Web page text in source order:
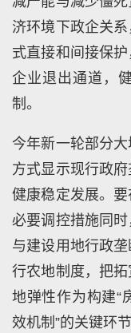
济环境下政企关
式直接和间接保
企业退出通道，
制。
今年新一轮部分
方式显示现行政
健康稳定发展。
必要调控措施同
与建设用地行政
行农地制度，把
地弹性作为构建“
效机制”的关键环节